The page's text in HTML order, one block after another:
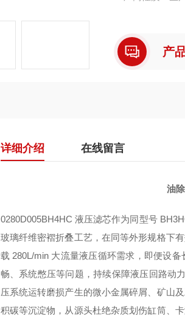
产
详细介绍 在线留言
油
0280D005BH4HC 液压滤芯作为同型号
玻璃纤维密褶折叠工艺，在同等外形规格下
载 280L/min 大流量液压循环需求，即便设
畅、系统憋压等问题，持续保障液压回路动
压系统运转磨损产生的微小金属碎屑、矿山
积碳等沉淀物，从源头杜绝杂质划伤缸筒、